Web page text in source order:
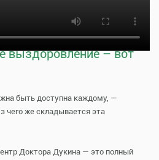
качественное
выздоровление – вот
быть доступна каждому, —
чего же складывается эта
Доктора Дукина — это полный